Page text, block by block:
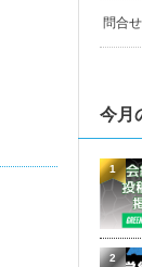
問合せ
今月
1
2